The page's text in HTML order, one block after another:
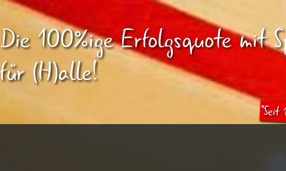
Die 100%ige Erfolgsquote mit
für (H)alle!